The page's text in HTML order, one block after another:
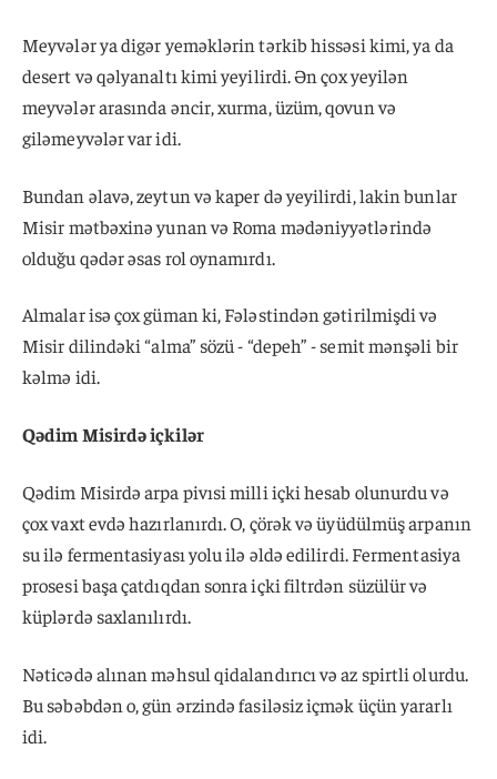
Meyvələr ya digər yeməklərin tərkib hissəsi kimi, ya da
desert və qəlyanaltı kimi yeyilirdi. Ən çox yeyilən
meyvələr arasında əncir, xurma, üzüm, qovun və
giləmeyvələr var idi.
Bundan əlavə, zeytun və kaper də yeyilirdi, lakin bunlar
Misir mətbəxinə yunan və Roma mədəniyyətlərində
olduğu qədər əsas rol oynamırdı.
Almalar isə çox güman ki, Fələstindən gətirilmişdi və
Misir dilindəki “alma” sözü - “depeh” - semit mənşəli bir
kəlmə idi.
Qədim Misirdə içkilər
Qədim Misirdə arpa pivısi milli içki hesab olunurdu və
çox vaxt evdə hazırlanırdı. O, çörək və üyüdülmüş arpanın
su ilə fermentasiyası yolu ilə əldə edilirdi. Fermentasiya
prosesi başa çatdıqdan sonra içki filtrdən süzülür və
küplərdə saxlanılırdı.
Nəticədə alınan məhsul qidalandırıcı və az spirtli olurdu.
Bu səbəbdən o, gün ərzində fasiləsiz içmək üçün yararlı
idi.